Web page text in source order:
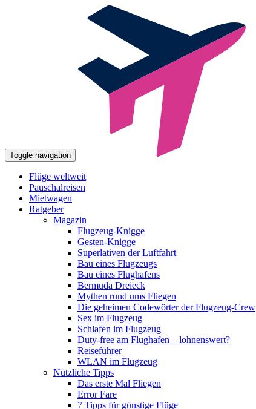
Toggle navigation
Flüge weltweit
Pauschalreisen
Mietwagen
Ratgeber
Magazin
Flugzeug-Knigge
Gesten-Knigge
Superlativen der Luftfahrt
Bau eines Flugzeugs
Bau eines Flughafens
Bermuda Dreieck
Mythen rund ums Fliegen
Die geheimen Codewörter der Flugzeug-Crew
Sex im Flugzeug
Schlafen im Flugzeug
Duty-free am Flughafen – lohnenswert?
Reiseführer
WLAN im Flugzeug
Nützliche Tipps
Das erste Mal Fliegen
Error Fare
7 Tipps für günstige Flüge